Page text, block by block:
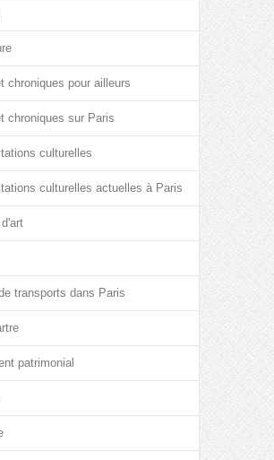
chroniques pour ailleurs
chroniques sur Paris
culturelles
culturelles actuelles à Paris
transports dans Paris
patrimonial